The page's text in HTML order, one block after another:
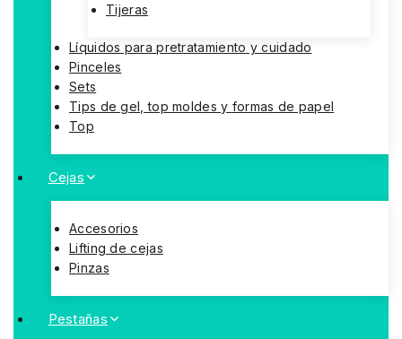
Tijeras
Líquidos para pretratamiento y cuidado
Pinceles
Sets
Tips de gel, top moldes y formas de papel
Top
Cejas
Accesorios
Lifting de cejas
Pinzas
Pestañas